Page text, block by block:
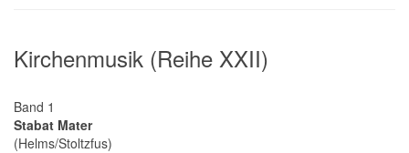
Kirchenmusik (Reihe XXII)
Band 1
Stabat Mater
(Helms/Stoltzfus)